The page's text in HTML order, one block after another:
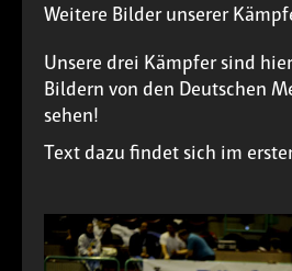
Weitere Bilder unserer
Unsere drei Kämpfer sind
Bildern von den Deutschen
sehen!
Text dazu findet sich im